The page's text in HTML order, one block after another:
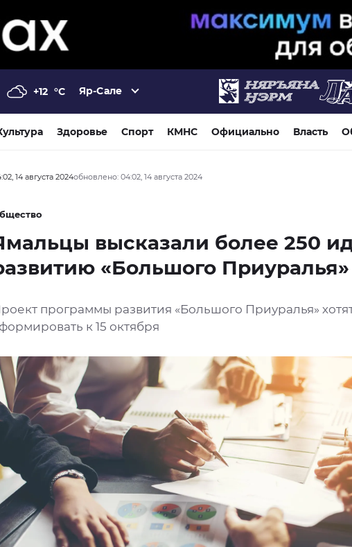
+12 °C Яр-Сале
Здоровье Спорт КМНС Официально Власть
14 августа 2024обновлено: 04:02, 14 августа 2024
высказали более 250
«Большого Приуралья»
программы развития «Большого Приуралья»
к 15 октября